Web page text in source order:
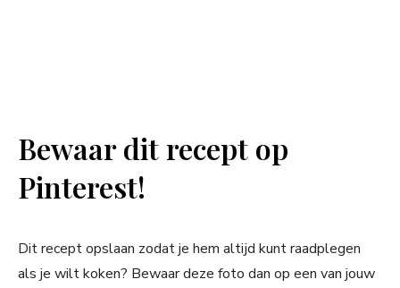
Bewaar dit recept op
Pinterest!
Dit recept opslaan zodat je hem altijd kunt raadplegen
als je wilt koken? Bewaar deze foto dan op een van jouw